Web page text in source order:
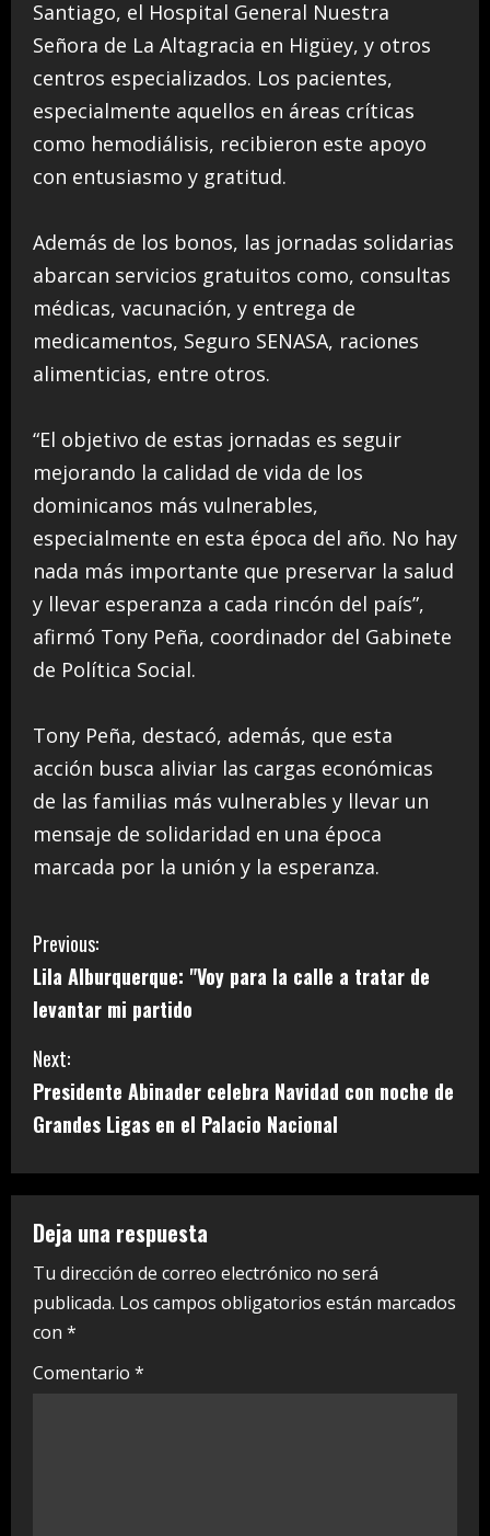
Santiago, el Hospital General Nuestra
Señora de La Altagracia en Higüey, y otros
centros especializados. Los pacientes,
especialmente aquellos en áreas críticas
como hemodiálisis, recibieron este apoyo
con entusiasmo y gratitud.
Además de los bonos, las jornadas solidarias
abarcan servicios gratuitos como, consultas
médicas, vacunación, y entrega de
medicamentos, Seguro SENASA, raciones
alimenticias, entre otros.
“El objetivo de estas jornadas es seguir
mejorando la calidad de vida de los
dominicanos más vulnerables,
especialmente en esta época del año. No hay
nada más importante que preservar la salud
y llevar esperanza a cada rincón del país”,
afirmó Tony Peña, coordinador del Gabinete
de Política Social.
Tony Peña, destacó, además, que esta
acción busca aliviar las cargas económicas
de las familias más vulnerables y llevar un
mensaje de solidaridad en una época
marcada por la unión y la esperanza.
C
o
n
t
i
n
u
e
R
e
Previous:
Lila Alburquerque: "Voy para la calle a tratar de
levantar mi partido
Next:
Presidente Abinader celebra Navidad con noche de
Grandes Ligas en el Palacio Nacional
Deja una respuesta
Tu dirección de correo electrónico no será
publicada. Los campos obligatorios están marcados
con *
Comentario *